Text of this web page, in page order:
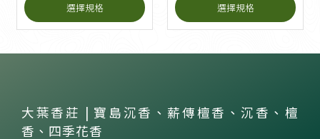
選擇規格 選擇規格
大葉香莊 | 寶島沉香、薪傳檀香、沉香、檀
香、四季花香